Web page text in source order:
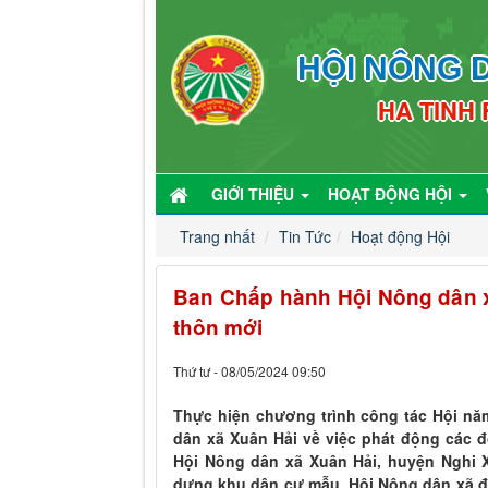
HỘI NÔNG
HA TINH
GIỚI THIỆU HOẠT ĐỘNG HỘI
Trang nhất
Tin Tức Hoạt động Hội
Ban Chấp hành Hội Nông
thôn mới
Thứ tư - 08/05/2024 09:50
Thực hiện chương trình công tác Hội
dân xã Xuân Hải về việc phát động các
Hội Nông dân xã Xuân Hải, huyện
dựng khu dân cư mẫu, Hội Nông dân xã